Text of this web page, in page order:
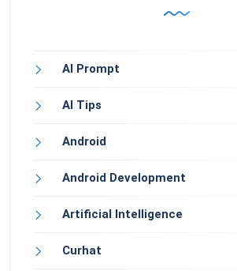
AI Prompt
AI Tips
Android
Android Development
Artificial Intelligence
Curhat